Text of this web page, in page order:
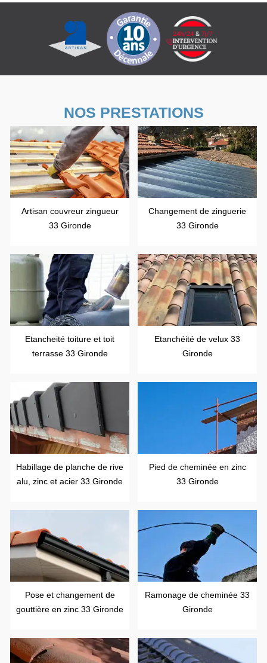
NOS PRESTATIONS
Artisan couvreur zingueur
33 Gironde
Changement de zinguerie
33 Gironde
Etancheité toiture et toit
terrasse 33 Gironde
Etanchéité de velux 33
Gironde
Habillage de planche de rive
alu, zinc et acier 33 Gironde
Pied de cheminée en zinc
33 Gironde
Pose et changement de
gouttière en zinc 33 Gironde
Ramonage de cheminée 33
Gironde